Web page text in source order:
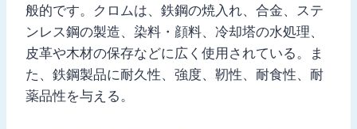
般的です。クロムは、鉄鋼の焼入れ、合金、ステ
ンレス鋼の製造、染料・顔料、冷却塔の水処理、
皮革や木材の保存などに広く使用されている。ま
た、鉄鋼製品に耐久性、強度、靭性、耐食性、耐
薬品性を与える。